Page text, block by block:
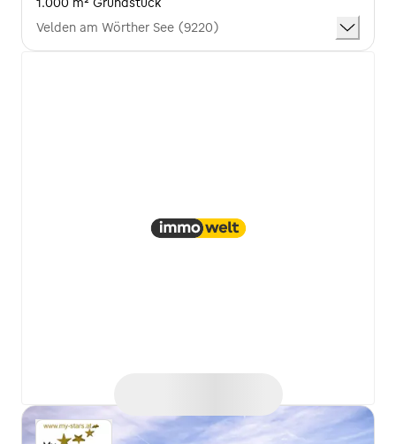
Velden am Wörther See (9220)